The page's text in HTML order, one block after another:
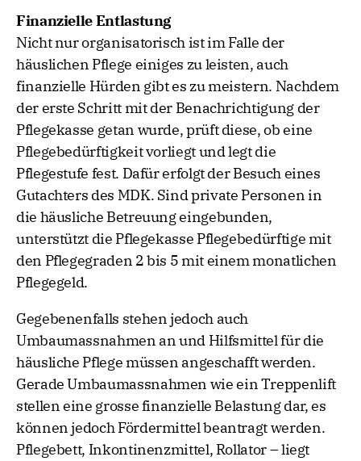
Finanzielle Entlastung
Nicht nur organisatorisch ist im Falle der
häuslichen Pflege einiges zu leisten, auch
finanzielle Hürden gibt es zu meistern. Nachdem
der erste Schritt mit der Benachrichtigung der
Pflegekasse getan wurde, prüft diese, ob eine
Pflegebedürftigkeit vorliegt und legt die
Pflegestufe fest. Dafür erfolgt der Besuch eines
Gutachters des MDK. Sind private Personen in
die häusliche Betreuung eingebunden,
unterstützt die Pflegekasse Pflegebedürftige mit
den Pflegegraden 2 bis 5 mit einem monatlichen
Pflegegeld.
Gegebenenfalls stehen jedoch auch
Umbaumassnahmen an und Hilfsmittel für die
häusliche Pflege müssen angeschafft werden.
Gerade Umbaumassnahmen wie ein Treppenlift
stellen eine grosse finanzielle Belastung dar, es
können jedoch Fördermittel beantragt werden.
Pflegebett, Inkontinenzmittel, Rollator – liegt